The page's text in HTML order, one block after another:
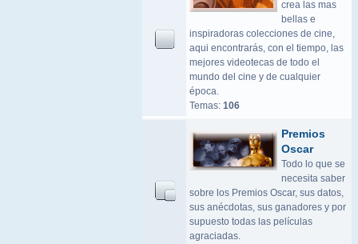
crea las mas
bellas e
inspiradoras colecciones de cine,
aqui encontrarás, con el tiempo, las
mejores videotecas de todo el
mundo del cine y de cualquier
época.
Temas: 106
Premios
Oscar
Todo lo que se
necesita saber
sobre los Premios Oscar, sus datos,
sus anécdotas, sus ganadores y por
supuesto todas las películas
agraciadas.